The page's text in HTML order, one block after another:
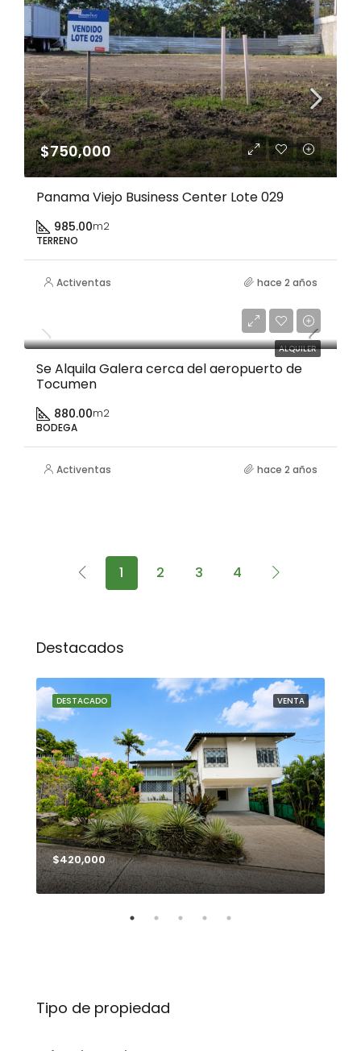
$750,000
Panama Viejo Business Center Lote 029
985.00m2
TERRENO
Activentas hace 2 años
ALQUILER
Se Alquila Galera cerca del aeropuerto de
Tocumen
880.00m2
BODEGA
Activentas hace 2 años
1 2 3 4
Destacados
VENTA
DESTACADO
$420,000
Tipo de propiedad